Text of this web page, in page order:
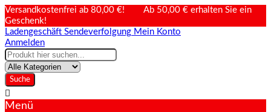
Versandkostenfrei ab 80,00 €! Ab 50,00 € erhalten Sie ein
Geschenk!
Ladengeschäft Sendeverfolgung Mein Konto
Anmelden
Suche

Menü